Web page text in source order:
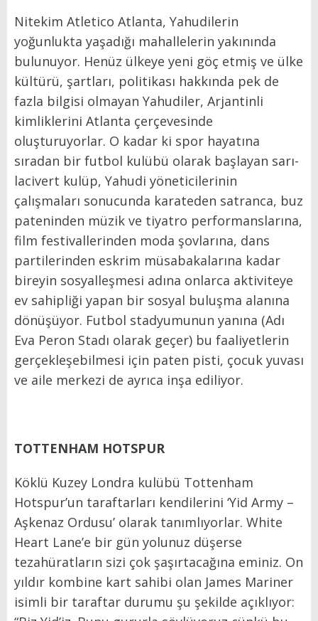
Nitekim Atletico Atlanta, Yahudilerin
yoğunlukta yaşadığı mahallelerin yakınında
bulunuyor. Henüz ülkeye yeni göç etmiş ve ülke
kültürü, şartları, politikası hakkında pek de
fazla bilgisi olmayan Yahudiler, Arjantinli
kimliklerini Atlanta çerçevesinde
oluşturuyorlar. O kadar ki spor hayatına
sıradan bir futbol kulübü olarak başlayan sarı-
lacivert kulüp, Yahudi yöneticilerinin
çalışmaları sonucunda karateden satranca, buz
pateninden müzik ve tiyatro performanslarına,
film festivallerinden moda şovlarına, dans
partilerinden eskrim müsabakalarına kadar
bireyin sosyalleşmesi adına onlarca aktiviteye
ev sahipliği yapan bir sosyal buluşma alanına
dönüşüyor. Futbol stadyumunun yanına (Adı
Eva Peron Stadı olarak geçer) bu faaliyetlerin
gerçekleşebilmesi için paten pisti, çocuk yuvası
ve aile merkezi de ayrıca inşa ediliyor.
TOTTENHAM HOTSPUR
Köklü Kuzey Londra kulübü Tottenham
Hotspur’un taraftarları kendilerini ‘Yid Army –
Aşkenaz Ordusu’ olarak tanımlıyorlar. White
Heart Lane’e bir gün yolunuz düşerse
tezahüratların sizi çok şaşırtacağına eminiz. On
yıldır kombine kart sahibi olan James Mariner
isimli bir taraftar durumu şu şekilde açıklıyor: